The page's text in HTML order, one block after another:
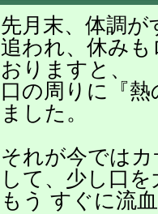
先月末、体調
追われ、休み
おりますと、
口の周りに『
ました。
それが今では
して、少し口
もう すぐに流